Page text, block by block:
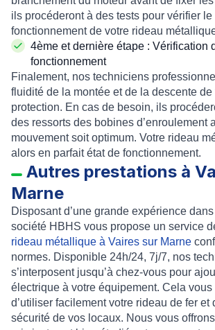
ils procéderont à des tests pour vérifier le
fonctionnement de votre rideau
4ème et dernière étape : Vérification
fonctionnement
Finalement, nos techniciens
fluidité de la montée et de la descente
protection. En cas de besoin, ils
des ressorts des bobines d’enroulement
mouvement soit optimum. Votre rideau
alors en parfait état de fonctionnement.
Autres prestations à
Marne
Disposant d’une grande expérience
société HBHS vous propose un service
rideau métallique à Vaires sur Marne
normes. Disponible 24h/24, 7j/7, nos
s’interposent jusqu’à chez-vous pour
électrique à votre équipement. Cela vous
d’utiliser facilement votre rideau de fer et
sécurité de vos locaux. Nous vous